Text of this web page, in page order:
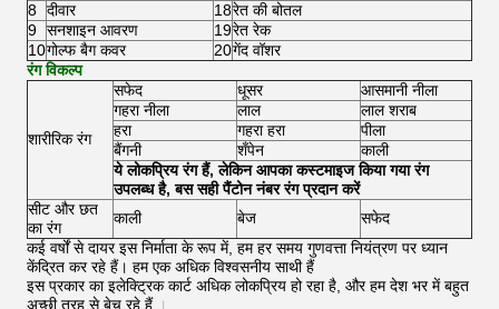
8 दीवार 18रेत की बोतल
9 सनशाइन आवरण 19रेत रेक
10गोल्फ बैग कवर 20गेंद वॉशर
रंग विकल्प
शारीरिक रंग
सफेद धूसर
आसमानी नीला
गहरा नीला
लाल
लाल शराब
हरा
गहरा हरा
पीला
बैंगनी
शँपेन
काली
ये लोकप्रिय रंग हैं, लेकिन आपका कस्टमाइज किया गया रंग
उपलब्ध है, बस सही पैंटोन नंबर रंग प्रदान करें
सीट और छत
का रंग
काली बेज
सफेद
कई वर्षों से दायर इस निर्माता के रूप में, हम हर समय गुणवत्ता नियंत्रण पर ध्यान
केंद्रित कर रहे हैं। हम एक अधिक विश्वसनीय साथी हैं
इस प्रकार का इलेक्ट्रिक कार्ट अधिक लोकप्रिय हो रहा है, और हम देश भर में बहुत
अच्छी तरह से बेच रहे हैं ।